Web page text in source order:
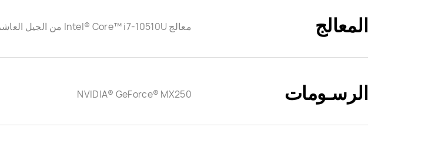
المعالج معالج Intel® Core™ i7-10510U من الجيل العاشر، تردد 1.8 غيغاهرتز رباعي النوى، السرعة النفاثة تصل إلى 4.9 غيغاهرتز
الرسـومات NVIDIA® GeForce® MX250